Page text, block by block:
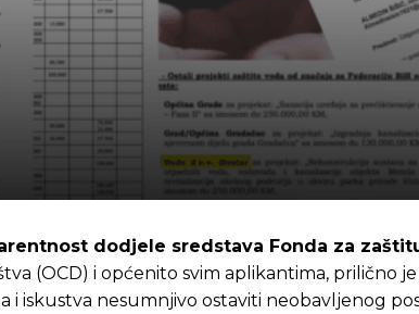
dodjele sredstava Fonda za
(OCD) i općenito svim aplikantima, prilično
i iskustva nesumnjivo ostaviti neobavljenog